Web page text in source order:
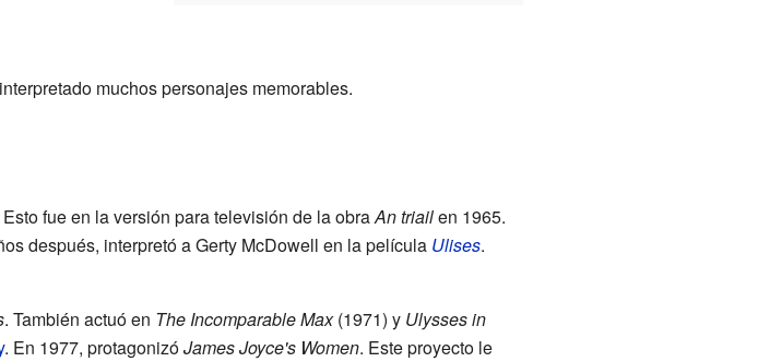
muchos personajes memorables.
fue en la versión para televisión de la obraAn triailen 1965.
después, interpretó a Gerty McDowell en la película Ulises.
. También actuó en The Incomparable Max(1971) y Ulysses in
. En 1977, protagonizóJames Joyce's Women. Este proyecto le